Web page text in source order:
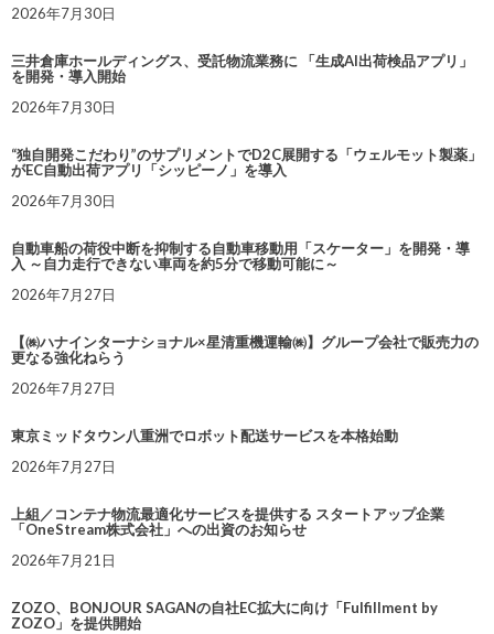
2026年7月30日
三井倉庫ホールディングス、受託物流業務に 「生成AI出荷検品アプリ」
を開発・導入開始
2026年7月30日
“独自開発こだわり”のサプリメントでD2C展開する「ウェルモット製薬」
がEC自動出荷アプリ「シッピーノ」を導入
2026年7月30日
自動車船の荷役中断を抑制する自動車移動用「スケーター」を開発・導
入 ～自力走行できない車両を約5分で移動可能に～
2026年7月27日
【㈱ハナインターナショナル×星清重機運輸㈱】グループ会社で販売力の
更なる強化ねらう
2026年7月27日
東京ミッドタウン八重洲でロボット配送サービスを本格始動
2026年7月27日
上組／コンテナ物流最適化サービスを提供する スタートアップ企業
「OneStream株式会社」への出資のお知らせ
2026年7月21日
ZOZO、BONJOUR SAGANの自社EC拡大に向け「Fulfillment by
ZOZO」を提供開始